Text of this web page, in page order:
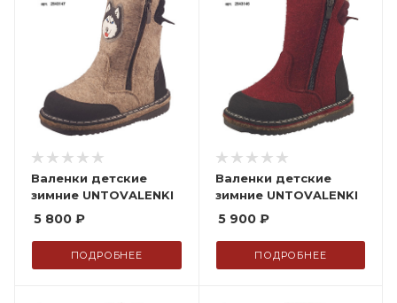
Валенки детские
зимние UNTOVALENKI
5 800 ₽
ПОДРОБНЕЕ
Валенки детские
зимние UNTOVALENKI
5 900₽
ПОДРОБНЕЕ